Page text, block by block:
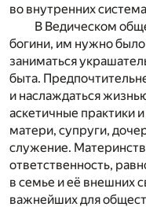
во внутренних
В Ведическом
богини, им нужно было
заниматься
быта.
и наслаждаться
аскетичные практики
матери, супруги,
служение.
ответственность,
в семье и её внешних
важнейших для